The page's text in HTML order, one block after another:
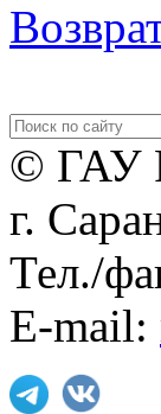
© ГАУ
г.
Тел./
E-mail: